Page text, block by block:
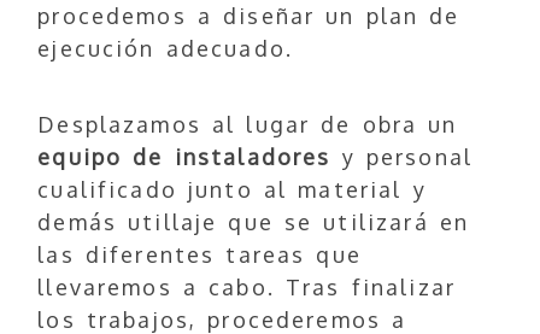
procedemos a diseñar un plan de
ejecución adecuado.
Desplazamos al lugar de obra un
equipo de instaladores y personal
cualificado junto al material y
demás utillaje que se utilizará en
las diferentes tareas que
llevaremos a cabo. Tras finalizar
los trabajos, procederemos a